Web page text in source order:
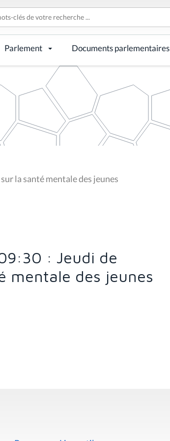
Parlement Documents parlementaires
la santé mentale des jeunes
: Jeudi de
mentale des jeunes